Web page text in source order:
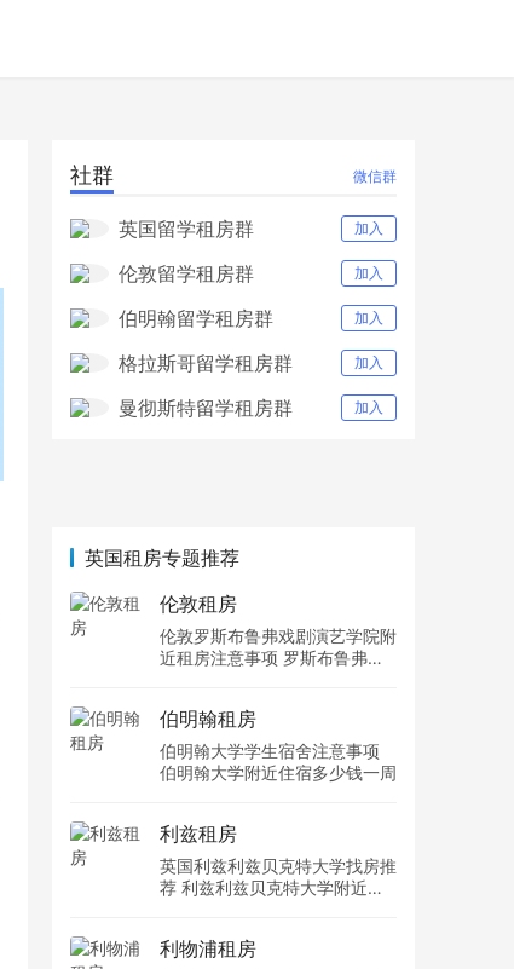
社群 微信群
英国留学租房群 加入
伦敦留学租房群 加入
伯明翰留学租房群 加入
格拉斯哥留学租房群 加入
曼彻斯特留学租房群 加入
英国租房专题推荐
伦敦租房
伦敦罗斯布鲁弗戏剧演艺学院附
近租房注意事项 罗斯布鲁弗戏
伯明翰租房
伯明翰大学学生宿舍注意事项
伯明翰大学附近住宿多少钱一周
利兹租房
英国利兹利兹贝克特大学找房推
荐 利兹利兹贝克特大学附近住
利物浦租房